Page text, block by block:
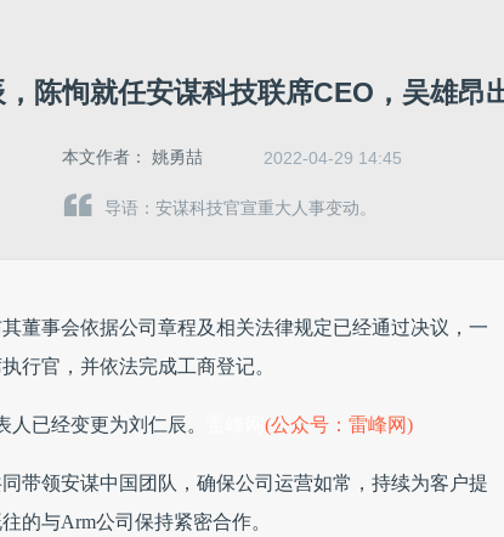
陈恂就任安谋科技联席CEO，吴雄昂
本文作者： 姚勇喆 2022-04-29 14:45
导语：安谋科技官宣重大人事变动。
董事会依据公司章程及相关法律规定已经通过决议，一
行官，并依法完成工商登记。
已经变更为刘仁辰。 (公众号：雷峰网)
带领安谋中国团队，确保公司运营如常，持续为客户提
的与Arm公司保持紧密合作。